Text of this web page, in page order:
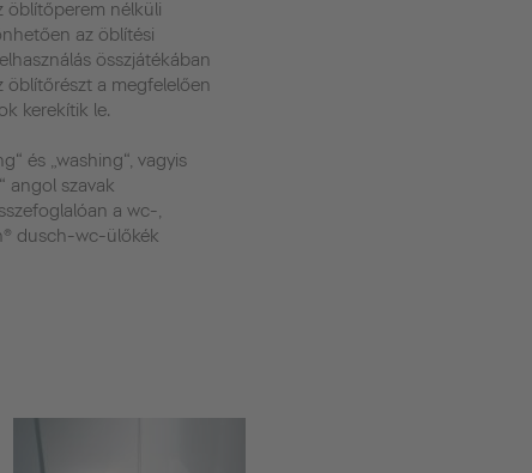
öblítőperem nélküli
az öblítési
összjátékában
öblítőrészt a megfelelően
kerekítik le.
és „washing“, vagyis
angol szavak
a wc-,
dusch-wc-ülőkék